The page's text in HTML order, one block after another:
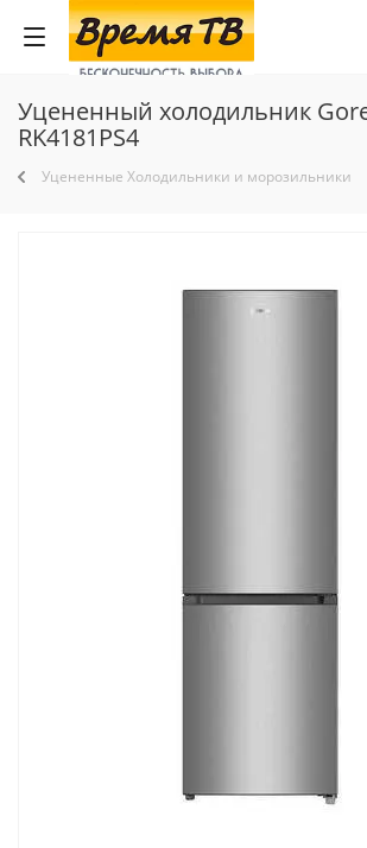
Уцененный холодильник
RK4181PS4
Уцененные Холодильники и морозильники